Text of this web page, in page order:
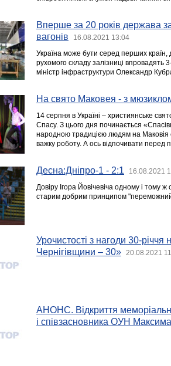
Вперше за 20 років держава
вагонів
16.08.2021 13:04
Україна може бути серед перших країн,
рухомого складу залізниці
міністр інфраструктури Олександр
На свято Маковея - з
14 серпня в Україні – християнське
Спасу. З цього дня починається
народною традицією людям на Маковія
важку роботу. А ось відпочивати перед
Десна:Дніпро-1 - 2:1 16.08.2021
Довіру Ігора Йовічевіча одному і тому
старим добрим принципом
Урочистості з нагоди 30-річчя
Чернігівщини – 30»
20.08.2021
АНОНС. Відкриття
і співзасновника ОУН